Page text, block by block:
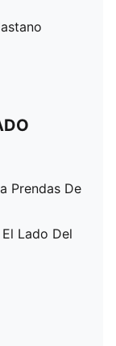
Prendas De
Lado Del